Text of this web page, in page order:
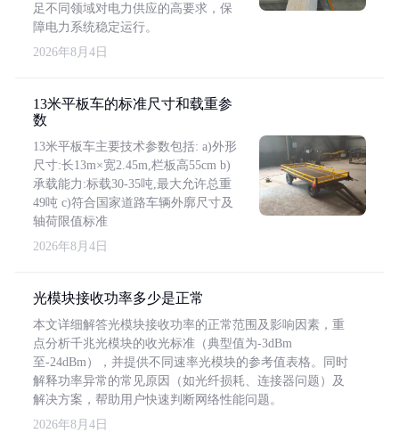
足不同领域对电力供应的高要求，保
障电力系统稳定运行。
2026年8月4日
13米平板车的标准尺寸和载重参
数
13米平板车主要技术参数包括: a)外形
尺寸:长13m×宽2.45m,栏板高55cm b)
承载能力:标载30-35吨,最大允许总重
49吨 c)符合国家道路车辆外廓尺寸及
轴荷限值标准
2026年8月4日
光模块接收功率多少是正常
本文详细解答光模块接收功率的正常范围及影响因素，重
点分析千兆光模块的收光标准（典型值为-3dBm
至-24dBm），并提供不同速率光模块的参考值表格。同时
解释功率异常的常见原因（如光纤损耗、连接器问题）及
解决方案，帮助用户快速判断网络性能问题。
2026年8月4日